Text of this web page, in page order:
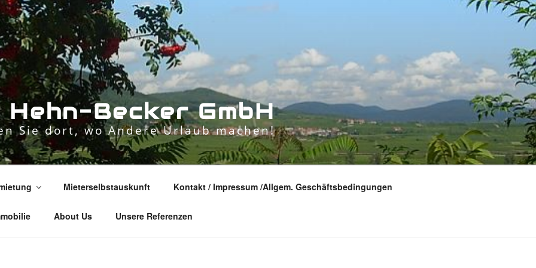
Hehn-Becker GmbH
Sie dort, wo Andere Urlaub machen!
Mieterselbstauskunft Kontakt / Impressum /Allgem. Geschäftsbedingungen
About Us Unsere Referenzen